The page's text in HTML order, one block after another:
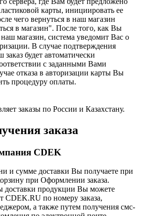
карты, инициировать ее
чего вернуться в наш магазин
в магазин". После того, как Вы
наш магазин, система уведомит Вас о
В случае подтверждения
будет автоматически
с заданными Вами
отказа в авторизации карты Вы
процедуру оплаты.
заказы по России и Казахстану.
заказа
CDEK
и сумме доставки Вы получаете при
при Оформлении заказа.
доставки продукции Вы можете
CDEK.RU по номеру заказа,
а также путем получения смс-